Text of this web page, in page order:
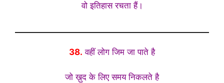
वो इतिहास रचता हैं।
38. वहीं लोग जिम जा पाते है
जो ख़ुद के लिए समय निकलते है